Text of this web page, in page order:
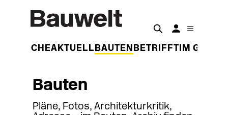
WOCHEAKTUELL BAUTEN BETRIFFT IM
Bauten
Pläne, Fotos, Architekturkritik,